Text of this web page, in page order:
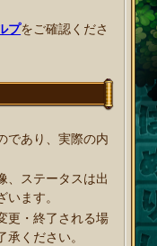
プをご確認くださ
であり、実際の内
、ステータスは出
ます。
更・終了される場
ください。